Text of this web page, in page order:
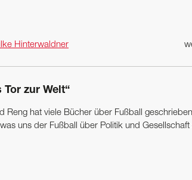
Hinterwaldner
Tor zur Welt“
Reng hat viele Bücher über Fußball
uns der Fußball über Politik und Gesellschaft